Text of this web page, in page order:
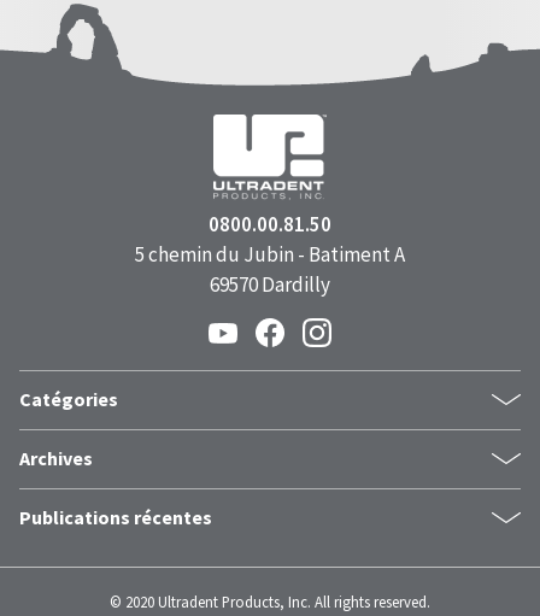
0800.00.81.50
5 chemin du Jubin - Batiment A
69570 Dardilly
Catégories
esthétiquedentaire
composite
restauration
restaurations
Archives
mai 2026
avril 2026
Publications récentes
Le pouvoir d'un sourire : comment les expressions faciales
façonnent la santé mentale
© 2020 Ultradent Products, Inc. All rights reserved.